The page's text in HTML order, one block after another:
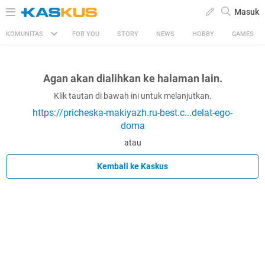
Masuk
KOMUNITAS FOR YOU STORY NEWS HOBBY GAMES
Agan akan dialihkan ke halaman lain.
Klik tautan di bawah ini untuk melanjutkan.
https://pricheska-makiyazh.ru-best.c...delat-ego-
doma
atau
Kembali ke Kaskus